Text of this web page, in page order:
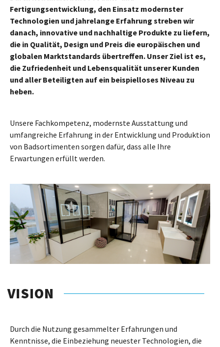
Fertigungsentwicklung, den Einsatz modernster
Technologien und jahrelange Erfahrung streben wir
danach, innovative und nachhaltige Produkte zu liefern,
die in Qualität, Design und Preis die europäischen und
globalen Marktstandards übertreffen. Unser Ziel ist es,
die Zufriedenheit und Lebensqualität unserer Kunden
und aller Beteiligten auf ein beispielloses Niveau zu
heben.
Unsere Fachkompetenz, modernste Ausstattung und
umfangreiche Erfahrung in der Entwicklung und Produktion
von Badsortimenten sorgen dafür, dass alle Ihre
Erwartungen erfüllt werden.
VISION
Durch die Nutzung gesammelter Erfahrungen und
Kenntnisse, die Einbeziehung neuester Technologien, die